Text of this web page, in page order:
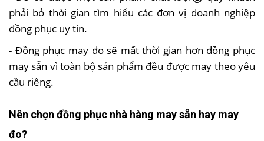
phải bỏ thời gian tìm hiểu các đơn vị doanh nghiệp
đồng phục uy tín.
- Đồng phục may đo sẽ mất thời gian hơn đồng phục
may sẵn vì toàn bộ sản phẩm đều được may theo yêu
cầu riêng.
Nên chọn đồng phục nhà hàng may sẵn hay may
đo?